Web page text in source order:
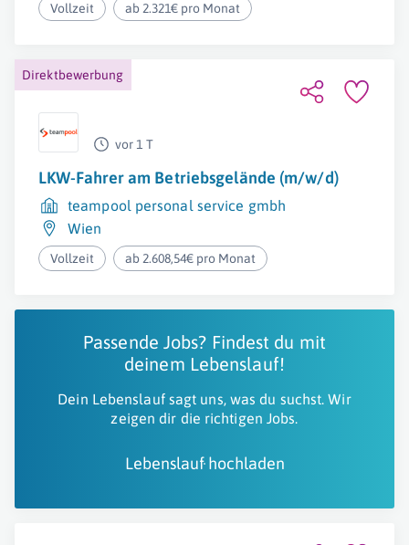
Vollzeit ab 2.321€ pro Monat
Direktbewerbung
vor 1 T
LKW-Fahrer am Betriebsgelände (m/w/d)
teampool personal service gmbh
Wien
Vollzeit ab 2.608,54€ pro Monat
Passende Jobs? Findest du mit
deinem Lebenslauf!
Dein Lebenslauf sagt uns, was du suchst. Wir
zeigen dir die richtigen Jobs.
Lebenslauf hochladen